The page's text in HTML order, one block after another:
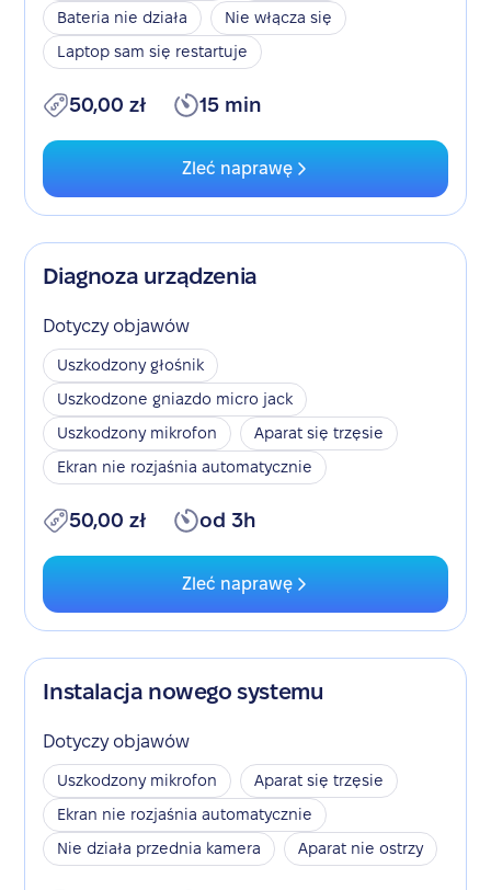
Bateria nie działa
Nie włącza się
Laptop sam się restartuje
50,00 zł 15 min
Zleć naprawę
Diagnoza urządzenia
Dotyczy objawów
Uszkodzony głośnik
Uszkodzone gniazdo micro jack
Uszkodzony mikrofon
Aparat się trzęsie
Ekran nie rozjaśnia automatycznie
50,00 zł od 3h
Zleć naprawę
Instalacja nowego systemu
Dotyczy objawów
Uszkodzony mikrofon
Aparat się trzęsie
Ekran nie rozjaśnia automatycznie
Nie działa przednia kamera
Aparat nie ostrzy